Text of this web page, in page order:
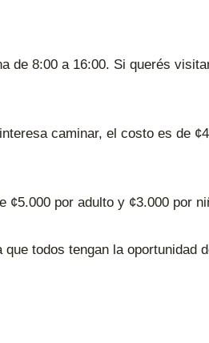
de 8:00 a 16:00. Si querés
caminar, el costo es de
¢5.000 por adulto y ¢3.000 por
todos tengan la oportunidad